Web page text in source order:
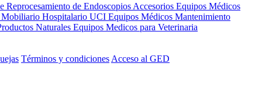
Reprocesamiento de Endoscopios Accesorios Equipos Médicos
Mobiliario Hospitalario UCI Equipos Médicos Mantenimiento
Naturales Equipos Medicos para Veterinaria
Términos y condiciones Acceso al GED